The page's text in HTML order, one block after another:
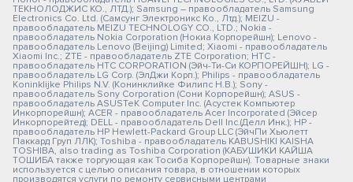
ТЕКНОЛОДЖИС КО., ЛТД.); Samsung – правообладатель Samsung
Electronics Co. Ltd. (Самсунг Электроникс Ко., Лтд.); MEIZU -
правообладатель MEIZU TECHNOLOGY CO., LTD.; Nokia -
правообладатель Nokia Corporation (Нокиа Корпорейшн); Lenovo -
правообладатель Lenovo (Beijing) Limited; Xiaomi - правообладатель
Xiaomi Inc.; ZTE - правообладатель ZTE Corporation; HTC -
правообладатель HTC CORPORATION (Эйч-Ти-Си КОРПОРЕЙШН); LG -
правообладатель LG Corp. (ЭлДжи Корп.); Philips - правообладатель
Koninklijke Philips N.V. (Конинклийке Филипс Н.В.); Sony -
правообладатель Sony Corporation (Сони Корпорейшн); ASUS -
правообладатель ASUSTeK Computer Inc. (Асустек Компьютер
Инкорпорейшн); ACER - правообладатель Acer Incorporated (Эйсер
Инкорпорейтед); DELL - правообладатель Dell Inc.(Делл Инк.); HP -
правообладатель HP Hewlett-Packard Group LLC (ЭйчПи Хьюлетт
Паккард Груп ЛЛК); Toshiba - правообладатель KABUSHIKI KAISHA
TOSHIBA, also trading as Toshiba Corporation (КАБУШИКИ КАЙША
ТОШИБА также торгующая как Тосиба Корпорейшн). Товарные знаки
используется с целью описания товара, в отношении которых
производятся услуги по ремонту сервисными центрами